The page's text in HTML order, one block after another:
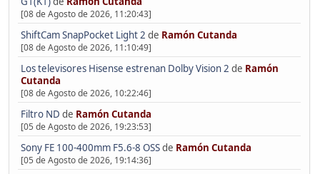
[08 de Agosto de 2026, 11:20:43]
ShiftCam SnapPocket Light 2 de Ramón Cutanda
[08 de Agosto de 2026, 11:10:49]
Los televisores Hisense estrenan Dolby Vision 2 de Ramón
Cutanda
[08 de Agosto de 2026, 10:22:46]
Filtro ND de Ramón Cutanda
[05 de Agosto de 2026, 19:23:53]
Sony FE 100-400mm F5.6-8 OSSde Ramón Cutanda
[05 de Agosto de 2026, 19:14:36]